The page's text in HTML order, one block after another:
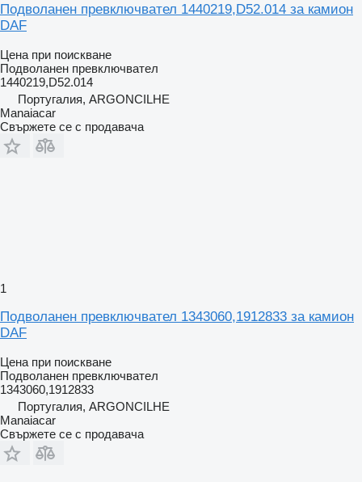
Подволанен превключвател 1440219,D52.014 за камион
DAF
Цена при поискване
Подволанен превключвател
1440219,D52.014
Португалия, ARGONCILHE
Manaiacar
Свържете се с продавача
1
Подволанен превключвател 1343060,1912833 за камион
DAF
Цена при поискване
Подволанен превключвател
1343060,1912833
Португалия, ARGONCILHE
Manaiacar
Свържете се с продавача